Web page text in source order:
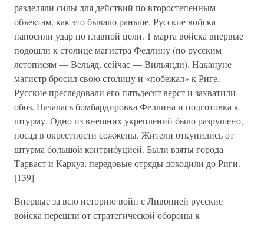
разделяли силы для действий по второстепенным
объектам, как это бывало раньше. Русские войска
наносили удар по главной цели. 1 марта войска впервые
подошли к столице магистра Федлину (по русским
летописям — Вельяд, сейчас — Вильянди). Накануне
магистр бросил свою столицу и «побежал» к Риге.
Русские преследовали его пятьдесят верст и захватили
обоз. Началась бомбардировка Феллина и подготовка к
штурму. Одно из внешних укреплений было разрушено,
посад в окрестности сожжены. Жители откупились от
штурма большой контрибуцией. Были взяты города
Тарваст и Каркуз, передовые отряды доходили до Риги.
[139]
Впервые за всю историю войн с Ливонией русские
войска перешли от стратегической обороны к